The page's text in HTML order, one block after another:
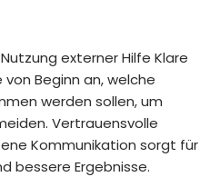
externer Hilfe Klare
von Beginn an, welche
werden sollen, um
Vertrauensvolle
Kommunikation sorgt für
bessere Ergebnisse.